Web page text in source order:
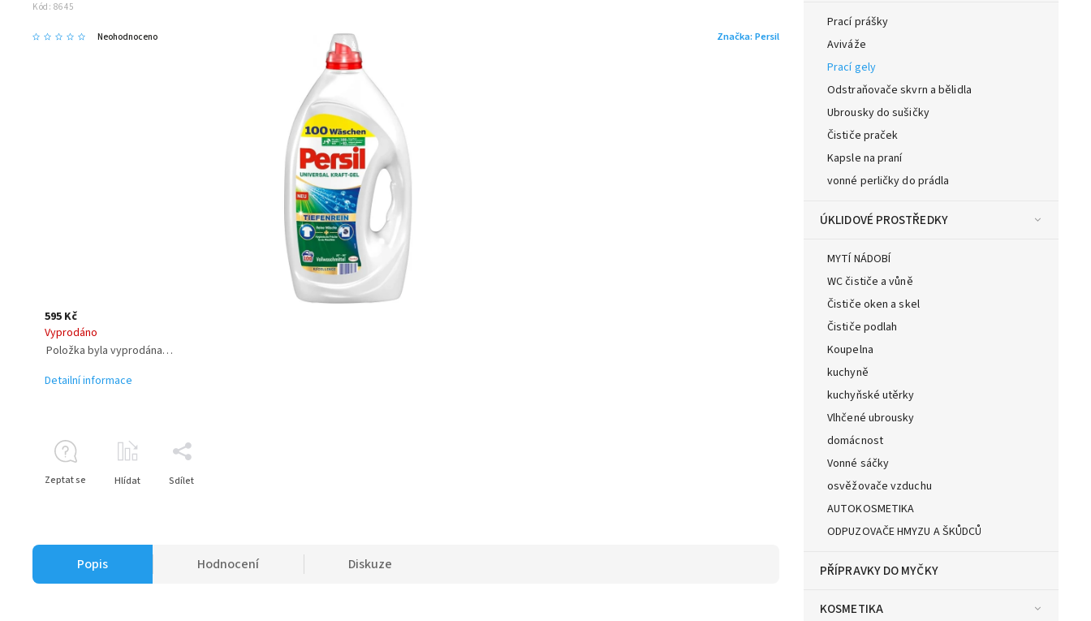
Prací prášky
Aviváže
Prací gely
Odstraňovače skvrn a bělidla
Ubrousky do sušičky
Čističe praček
Kapsle na praní
vonné perličky do prádla
ÚKLIDOVÉ PROSTŘEDKY
MYTÍ NÁDOBÍ
WC čističe a vůně
Čističe oken a skel
Čističe podlah
Koupelna
kuchyně
kuchyňské utěrky
Vlhčené ubrousky
domácnost
Vonné sáčky
osvěžovače vzduchu
AUTOKOSMETIKA
ODPUZOVAČE HMYZU A ŠKŮDCŮ
PŘÍPRAVKY DO MYČKY
KOSMETIKA
Kód: 8645
Neohodnoceno Značka: Persil
595 Kč
Vyprodáno
Položka byla vyprodána…
Detailní informace
Zeptat se Hlídat Sdílet
Popis Hodnocení Diskuze